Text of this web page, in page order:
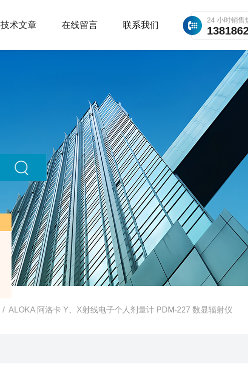
24 小时销售
技术文章 在线留言 联系我们
/ ALOKA 阿洛卡 Y、X射线电子个人剂量计 PDM-227 数显辐射仪